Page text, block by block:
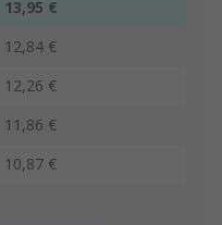
13,95 €
12,84 €
12,26 €
11,86 €
10,87 €